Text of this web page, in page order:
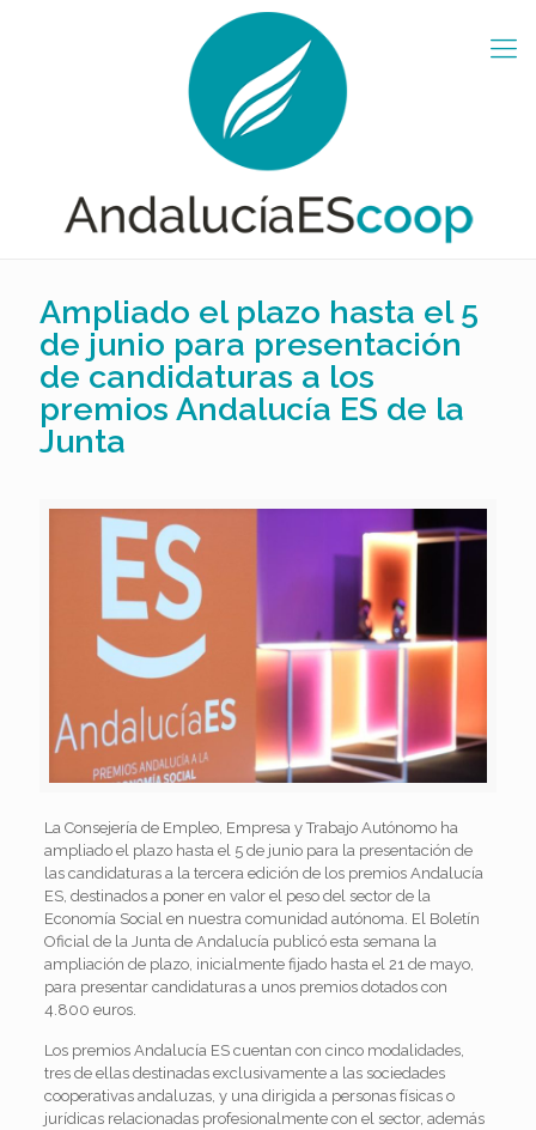
Ampliado el plazo hasta el 5
de junio para presentación
de candidaturas a los
premios Andalucía ES de la
Junta
La Consejería de Empleo, Empresa y Trabajo Autónomo ha
ampliado el plazo hasta el 5 de junio para la presentación de
las candidaturas a la tercera edición de los premios Andalucía
ES, destinados a poner en valor el peso del sector de la
Economía Social en nuestra comunidad autónoma. El Boletín
Oficial de la Junta de Andalucía publicó esta semana la
ampliación de plazo, inicialmente fijado hasta el 21 de mayo,
para presentar candidaturas a unos premios dotados con
4.800 euros.
Los premios Andalucía ES cuentan con cinco modalidades,
tres de ellas destinadas exclusivamente a las sociedades
cooperativas andaluzas, y una dirigida a personas físicas o
jurídicas relacionadas profesionalmente con el sector, además